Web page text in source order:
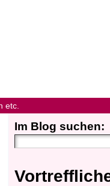
etc.
Im Blog suchen: